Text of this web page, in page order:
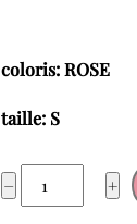
coloris: ROSE
taille: S
−
quantité
de
+